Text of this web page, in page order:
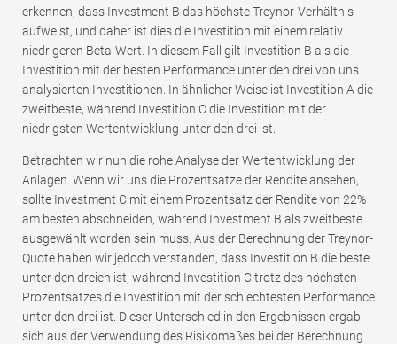
erkennen, dass Investment B das höchste Treynor-Verhältnis
aufweist, und daher ist dies die Investition mit einem relativ
niedrigeren Beta-Wert. In diesem Fall gilt Investition B als die
Investition mit der besten Performance unter den drei von uns
analysierten Investitionen. In ähnlicher Weise ist Investition A die
zweitbeste, während Investition C die Investition mit der
niedrigsten Wertentwicklung unter den drei ist.
Betrachten wir nun die rohe Analyse der Wertentwicklung der
Anlagen. Wenn wir uns die Prozentsätze der Rendite ansehen,
sollte Investment C mit einem Prozentsatz der Rendite von 22%
am besten abschneiden, während Investment B als zweitbeste
ausgewählt worden sein muss. Aus der Berechnung der Treynor-
Quote haben wir jedoch verstanden, dass Investition B die beste
unter den dreien ist, während Investition C trotz des höchsten
Prozentsatzes die Investition mit der schlechtesten Performance
unter den drei ist. Dieser Unterschied in den Ergebnissen ergab
sich aus der Verwendung des Risikomaßes bei der Berechnung